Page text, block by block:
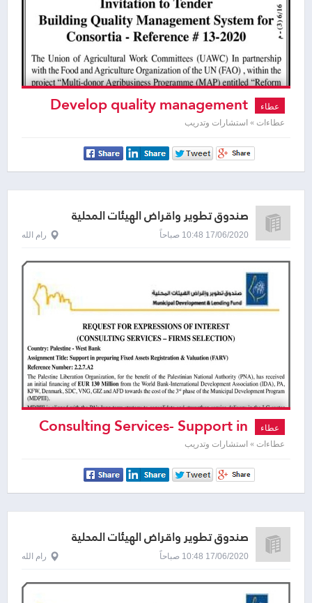
عطاء Develop quality management
system
عطاءات » استشارات وتدريب
صندوق تطوير واقراض الهيئات المحلية
17/06/2020 10:48 صباحاً رام الله
عطاء Consulting Services- Support in
preparing Fixed Assets Registration &
Valuation
عطاءات » استشارات وتدريب
صندوق تطوير واقراض الهيئات المحلية
17/06/2020 10:48 صباحاً رام الله